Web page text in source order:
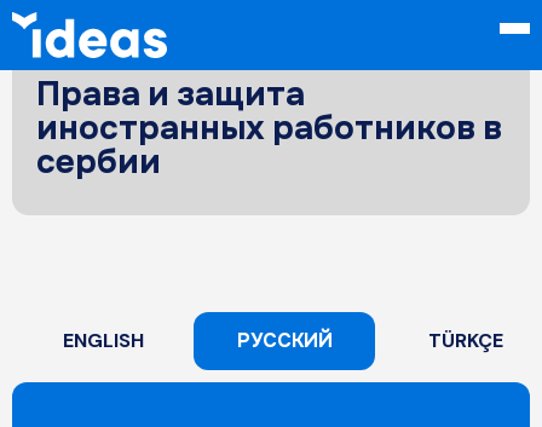
Права и защита
иностранных работников в
сербии
ENGLISH РУССКИЙ TÜRKÇE